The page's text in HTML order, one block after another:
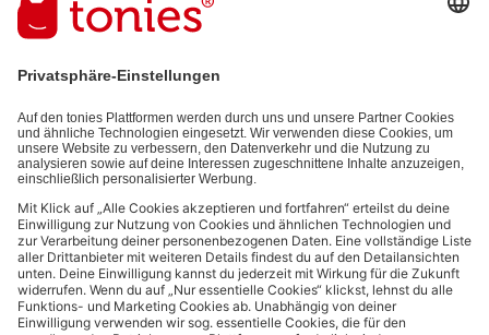
E-Mail-Addresse
Mit dem Absenden abonnierst du unseren E-Mail-Newsletter, der auf
und den von dir zu Werbezwecken bereitgestellten
Interaktionsinformationen (z.B. Abspielinformationen) basiert. Du
kannst den Newsletter jederzeit kostenlos abbestellen.
Datenschutzbestimmungen.
Bezahlmethoden: